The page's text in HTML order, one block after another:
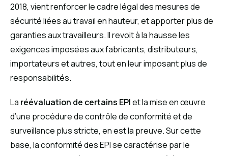
2018, vient renforcer le cadre légal des mesures de
sécurité liées au travail en hauteur, et apporter plus de
garanties aux travailleurs. Il revoit à la hausse les
exigences imposées aux fabricants, distributeurs,
importateurs et autres, tout en leur imposant plus de
responsabilités.
La réévaluation de certains EPIet la mise en œuvre
d’une procédure de contrôle de conformité et de
surveillance plus stricte, en est la preuve. Sur cette
base, la conformité des EPI se caractérise par le